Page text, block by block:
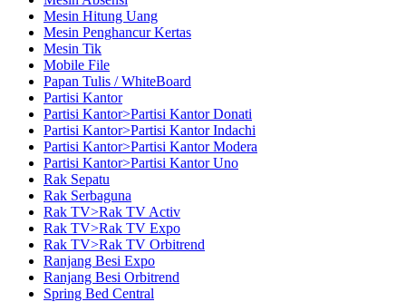
Mesin Hitung Uang
Mesin Penghancur Kertas
Mesin Tik
Mobile File
Papan Tulis / WhiteBoard
Partisi Kantor
Partisi Kantor>Partisi Kantor Donati
Partisi Kantor>Partisi Kantor Indachi
Partisi Kantor>Partisi Kantor Modera
Partisi Kantor>Partisi Kantor Uno
Rak Sepatu
Rak Serbaguna
Rak TV>Rak TV Activ
Rak TV>Rak TV Expo
Rak TV>Rak TV Orbitrend
Ranjang Besi Expo
Ranjang Besi Orbitrend
Spring Bed Central